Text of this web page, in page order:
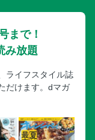
まで！
み放題
ライフスタイル誌
だけます。dマガ